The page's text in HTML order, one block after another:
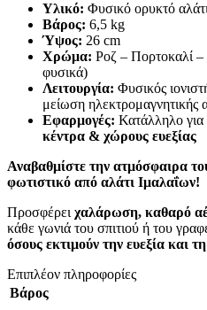
Υλικό: Φυσικό ορυκτό
Βάρος: 6,5 kg
Ύψος: 26 cm
Χρώμα: Ροζ – Πορτοκαλί –
φυσικά)
Λειτουργία: Φυσικός
μείωση ηλεκτρομαγνητικής
Εφαρμογές: Κατάλληλο για
κέντρα & χώρους ευεξίας
Αναβαθμίστε την ατμόσφαιρα
φωτιστικό από αλάτι Ιμαλαΐων!
Προσφέρει χαλάρωση, καθαρό
κάθε γωνιά του σπιτιού ή του
όσους εκτιμούν την ευεξία και
Επιπλέον πληροφορίες
Βάρος